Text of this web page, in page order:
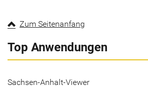
Zum Seitenanfang
Top Anwendungen
Sachsen-Anhalt-Viewer